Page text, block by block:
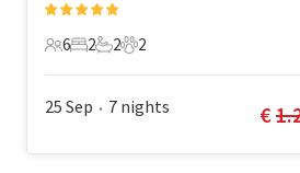
6 Gäste
6
2 Schlafzimmer
2
2 Badezimmer
2
2 Haustiere
2
25 Sep • 7 nights €